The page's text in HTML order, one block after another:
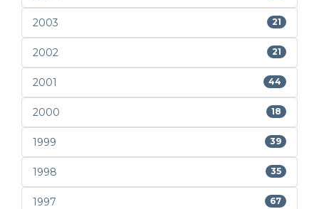
2003 21
2002 21
2001 44
2000 18
1999 39
1998 35
1997 67